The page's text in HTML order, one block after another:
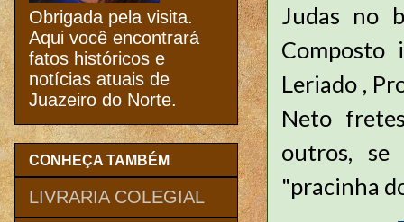
Judas no
Composto
Leriado ,
Neto
outros,
"pracinha
Obrigada pela visita.
Aqui você encontrará
fatos históricos e
notícias atuais de
Juazeiro do Norte.
CONHEÇA TAMBÉM
LIVRARIA COLEGIAL